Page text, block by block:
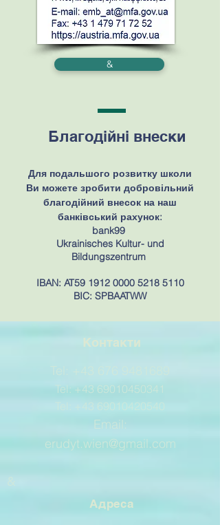
&
Благодійні внески
Для подальшого розвитку школи
Ви можете зробити добровільний
благодійний внесок на наш
банківський рахунок:
bank99
Ukrainisches Kultur- und
Bildungszentrum
IBAN: AT59 1912 0000 5218 5110
BIC: SPBAATWW
Контакти
Tel:
Tel: +43 69010450341
Tel:
+43 69010420540
Email:
erudyt.wien@gmail.com
Адреса